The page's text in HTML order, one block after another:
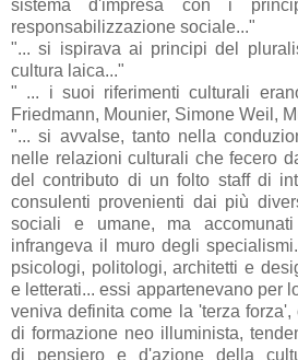
sistema d'impresa con i
responsabilizzazione sociale..."
"... si ispirava ai principi del
cultura laica..."
" ... i suoi riferimenti culturali
Friedmann, Mounier, Simone Weil ,
"... si avvalse, tanto nella
nelle relazioni culturali che fecero
del contributo di un folto staff di
consulenti provenienti dai più
sociali e umane, ma
infrangeva il muro deglispecialismi
psicologi, politologi, architetti e
e letterati... essi appartenevanoper
veniva definita come la 'terza
di formazione neo illuminista,
di pensiero e d'azione della